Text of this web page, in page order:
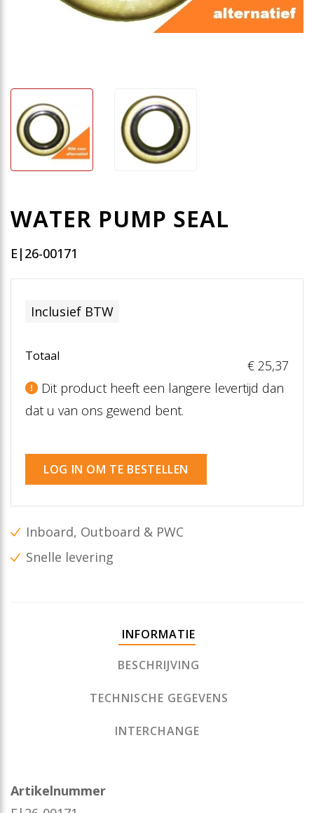
WATER PUMP SEAL
E|26-00171
Inclusief BTW
Totaal
€ 25,37
Dit product heeft een langere levertijd dan
dat u van ons gewend bent.
LOG IN OM TE BESTELLEN
Inboard, Outboard & PWC
Snelle levering
INFORMATIE
BESCHRIJVING
TECHNISCHE GEGEVENS
INTERCHANGE
Artikelnummer